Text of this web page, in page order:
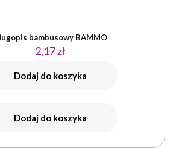
bambusowy BAMMO
2,17zł
Dodaj do koszyka
Dodaj do koszyka